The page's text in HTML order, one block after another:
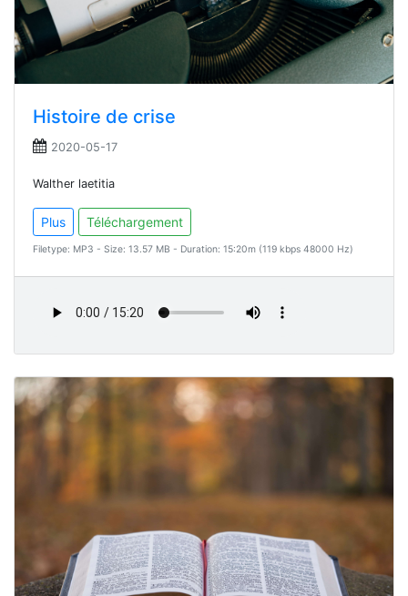
Histoire de crise
2020-05-17
Walther laetitia
Plus Téléchargement
Filetype: MP3 - Size: 13.57 MB - Duration: 15:20m (119 kbps 48000 Hz)